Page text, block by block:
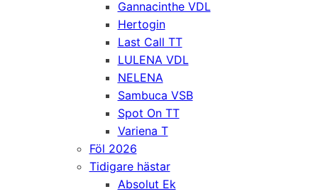
Gannacinthe VDL
Hertogin
Last Call TT
LULENA VDL
NELENA
Sambuca VSB
Spot On TT
Variena T
Föl 2026
Tidigare hästar
Absolut Ek